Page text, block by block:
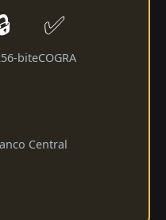
bit
✅
eCOGRA
Central